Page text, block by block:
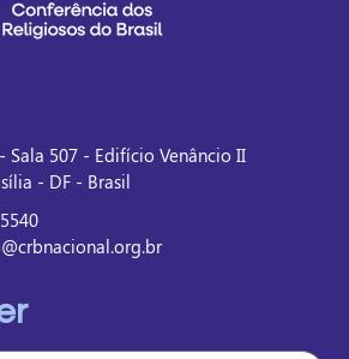
Sala 507 - Edifício Venâncio II
- DF - Brasil